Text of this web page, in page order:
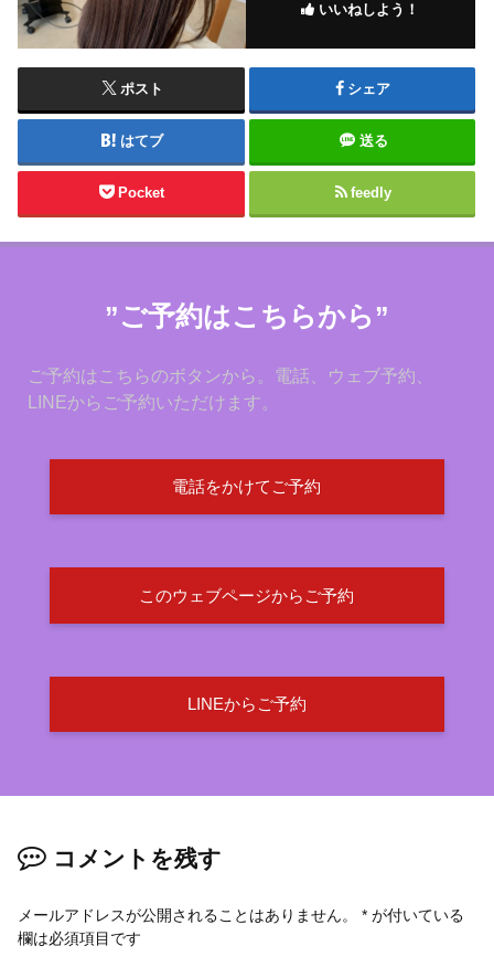
いいねしよう！
ポスト シェア
はてブ 送る
Pocket feedly
”ご予約はこちらから”
ご予約はこちらのボタンから。電話、ウェブ予約、
LINEからご予約いただけます。
電話をかけてご予約
このウェブページからご予約
LINEからご予約
コメントを残す
メールアドレスが公開されることはありません。 * が付いている
欄は必須項目です